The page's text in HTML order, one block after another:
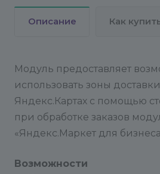
Описание Как
Модуль предоставляет
использовать зоны
Яндекс.Картах с помощью
при обработке заказов
«Яндекс.Маркет для
Возможности